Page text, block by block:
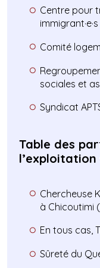
Centre pour
Comité
sociales et
Syndicat
Table des
l’exploitation
Chercheuse
à Chicoutimi
En tous cas,
Sûreté du